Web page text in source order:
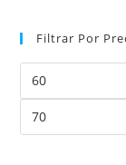
Filtrar Por